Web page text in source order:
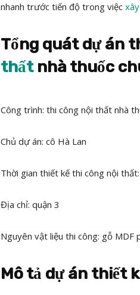
nhanh trước tiến độ trong việc
Tổng quát dự án
thấtnhà thuốc
Công trình: thi công nội thất nhà
Chủ dự án: cô Hà Lan
Thời gian thiết kế thi công nội
Địa chỉ: quận 3
Nguyên vật liệu thi công: gỗ MDF
Mô tả dự án thiết